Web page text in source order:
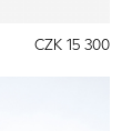
CZK 15 300